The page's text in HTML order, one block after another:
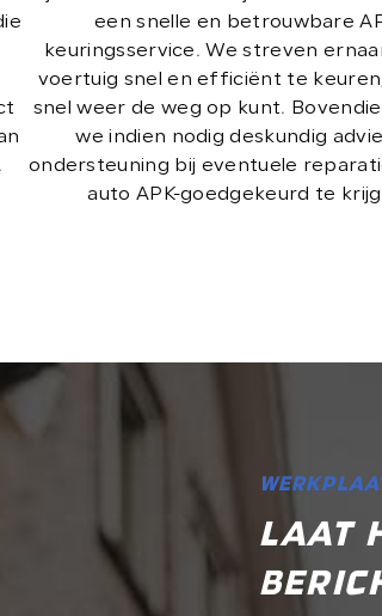
een snelle en betrouwbare
keuringsservice. We streven
voertuig snel en efficiënt te
snel weer de weg op kunt.
we indien nodig deskundig
ondersteuning bij eventuele
auto APK-goedgekeurd te
LAAT